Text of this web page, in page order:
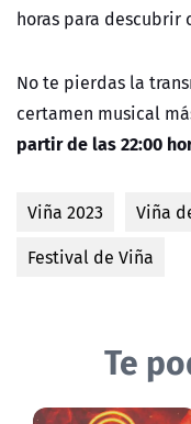
horas para descubrir
No te pierdas la
certamen musical
partir de las 22:00
Viña 2023 Viña
Festival de Viña
Te